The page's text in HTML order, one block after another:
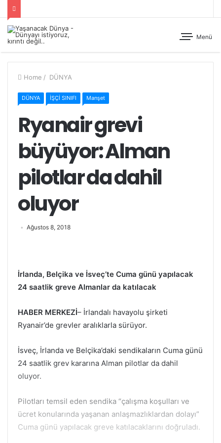
Menü
Home / DÜNYA
DÜNYA İŞÇİ SINIFI Manşet
Ryanair grevi
büyüyor: Alman
pilotlar da dahil
oluyor
Ağustos 8, 2018
İrlanda, Belçika ve İsveç’te Cuma günü yapılacak
24 saatlik greve Almanlar da katılacak
HABER MERKEZİ– İrlandalı havayolu şirketi
Ryanair’de grevler aralıklarla sürüyor.
İsveç, İrlanda ve Belçika’daki sendikaların Cuma günü
24 saatlik grev kararına Alman pilotlar da dahil
oluyor.
Pilotları temsil eden sendika “çalışma koşulları ve
ücret konularında yaşanan anlaşmazlıklardan dolayı”
Cuma günü yapılacak greve katılacaklarını doğruladı.